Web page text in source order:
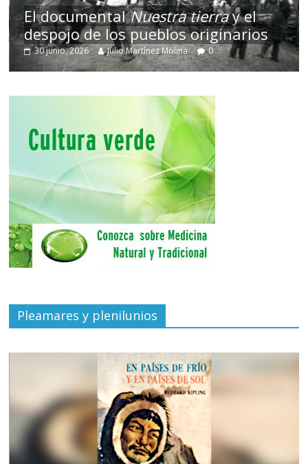
El documentalNuestra tierray el
despojo de los pueblos originarios
30 junio, 2026 Julio Martínez Molina 0
Pleamares y plenilunios